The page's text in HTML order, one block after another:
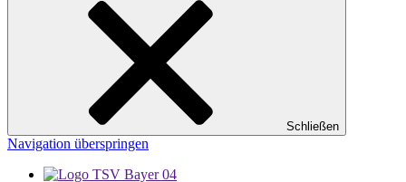
Schließen
Navigation überspringen